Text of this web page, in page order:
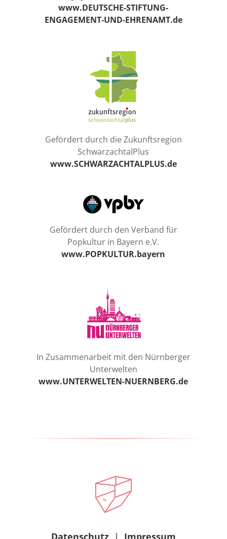
www.DEUTSCHE-STIFTUNG-
ENGAGEMENT-UND-EHRENAMT.de
Gefördert durch die Zukunftsregion
SchwarzachtalPlus
www.SCHWARZACHTALPLUS.de
Gefördert durch den Verband für
Popkultur in Bayern e.V.
www.POPKULTUR.bayern
In Zusammenarbeit mit den Nürnberger
Unterwelten
www.UNTERWELTEN-NUERNBERG.de
Datenschutz | Impressum